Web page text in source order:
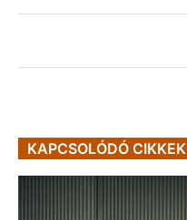
KAPCSOLÓDÓ CIKKEK